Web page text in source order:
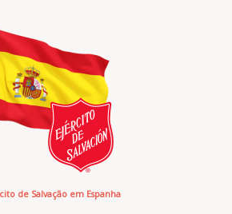
de Salvação em Espanha